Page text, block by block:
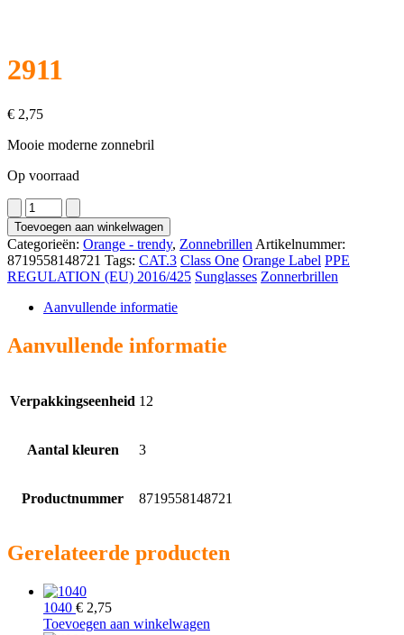
2911
€ 2,75
Mooie moderne zonnebril
Op voorraad
2911
aantal
Toevoegen aan winkelwagen
Categorieën: Orange - trendy, Zonnebrillen Artikelnummer:
8719558148721 Tags: CAT.3 Class One Orange Label PPE
REGULATION (EU) 2016/425 Sunglasses Zonnerbrillen
Aanvullende informatie
Aanvullende informatie
Verpakkingseenheid 12
Aantal kleuren 3
Productnummer 8719558148721
Gerelateerde producten
1040 € 2,75
Toevoegen aan winkelwagen